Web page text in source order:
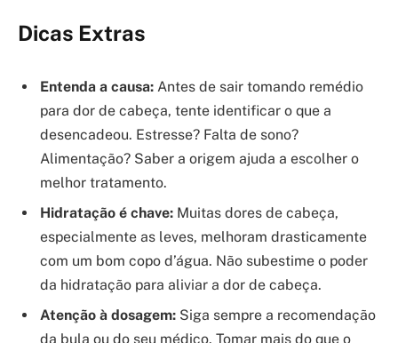
Dicas Extras
Entenda a causa: Antes de sair tomando remédio
para dor de cabeça, tente identificar o que a
desencadeou. Estresse? Falta de sono?
Alimentação? Saber a origem ajuda a escolher o
melhor tratamento.
Hidratação é chave: Muitas dores de cabeça,
especialmente as leves, melhoram drasticamente
com um bom copo d’água. Não subestime o poder
da hidratação para aliviar a dor de cabeça.
Atenção à dosagem: Siga sempre a recomendação
da bula ou do seu médico. Tomar mais do que o